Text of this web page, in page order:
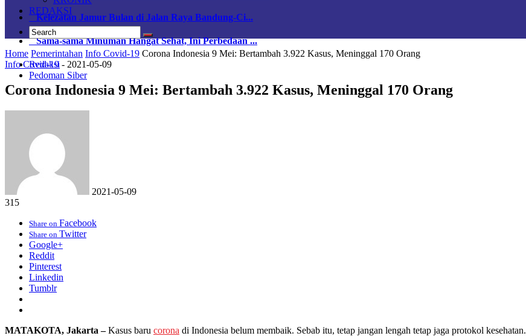
Kelezatan Jamur Bulan di Jalan Raya Bandung-Ci...
Sama-sama Minuman Hangat Sehat, Ini Perbedaan ...
Redaksi
Pedoman Siber
REDAKSI
Home Pemerintahan Info Covid-19 Corona Indonesia 9 Mei: Bertambah 3.922 Kasus, Meninggal 170 Orang
Info Covid-19 - 2021-05-09
Corona Indonesia 9 Mei: Bertambah 3.922 Kasus, Meninggal 170 Orang
2021-05-09
315
Share on Facebook
Share on Twitter
Google+
Reddit
Pinterest
Linkedin
Tumblr
MATAKOTA, Jakarta –Kasus baru corona di Indonesia belum membaik. Sebab itu, tetap jangan lengah tetap jaga protokol kesehatan.